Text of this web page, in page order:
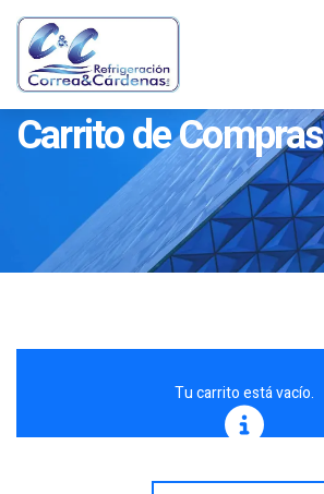
Carrito de Compras
Tu carrito está vacío.